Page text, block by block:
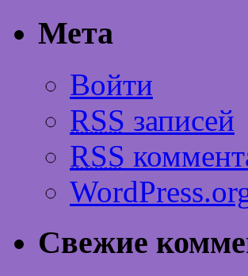
Мета
Войти
RSS записей
RSS
Свежие